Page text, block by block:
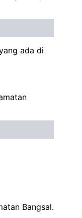
ada di
Bangsal.